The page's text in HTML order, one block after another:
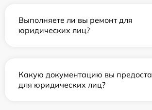
Выполняете ли вы ремонт для
юридических лиц?
Какую документацию вы
для юридических лиц?